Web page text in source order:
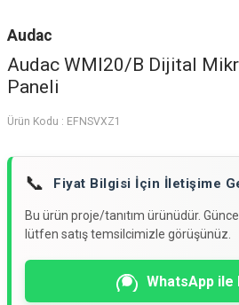
Audac
Audac WMI20/B Dijital
Paneli
Ürün Kodu : EFNSVXZ1
📞 Fiyat Bilgisi İçin İletişime
Bu ürün proje/tanıtım ürünüdür.
lütfen satış temsilcimizle görüşünüz.
WhatsApp ile